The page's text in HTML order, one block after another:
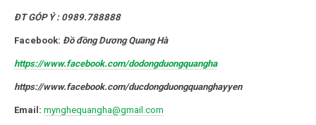
ĐT GÓP Ý : 0989.788888
Facebook: Đồ đồng Dương Quang Hà
https://www.facebook.com/dodongduongquangha
https://www.facebook.com/ducdongduongquanghayyen
Email: mynghequangha@gmail.com